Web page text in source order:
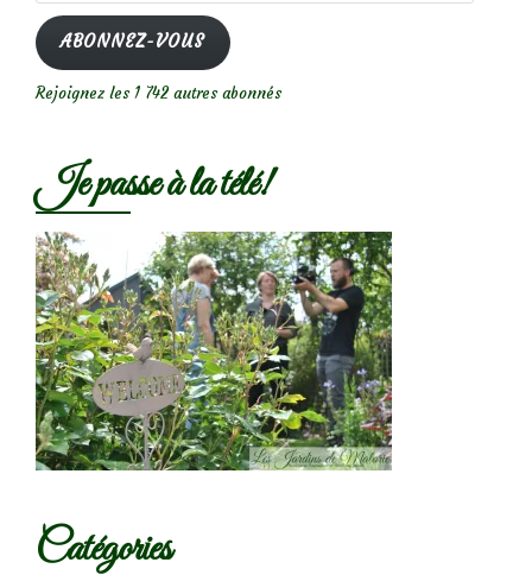
mail
ABONNEZ-VOUS
Rejoignez les 1 742 autres abonnés
Je passe à la télé!
Catégories